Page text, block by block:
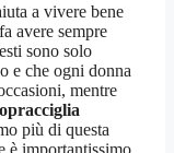
a vivere bene
avere sempre
sono solo
e che ogni donna
mentre
più di questa
è importantissimo